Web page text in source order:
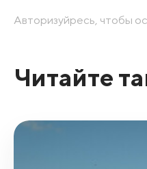
Авторизуйресь, чтобы
Читайте